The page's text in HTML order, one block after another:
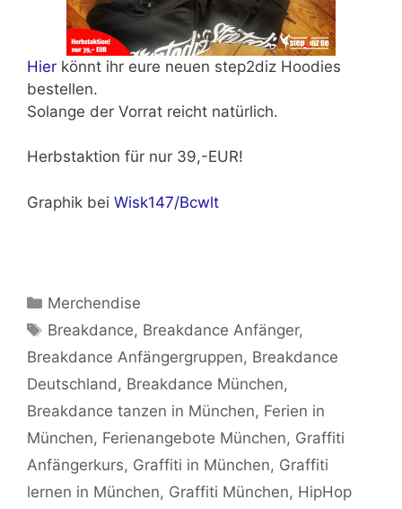
Hier könnt ihr eure neuen step2diz Hoodies
bestellen.
Solange der Vorrat reicht natürlich.
Herbstaktion für nur 39,-EUR!
Graphik bei Wisk147/Bcwlt
Kategorien
Merchendise
Schlagwörter
Breakdance, Breakdance Anfänger,
Breakdance Anfängergruppen, Breakdance
Deutschland, Breakdance München,
Breakdance tanzen in München, Ferien in
München, Ferienangebote München, Graffiti
Anfängerkurs, Graffiti in München, Graffiti
lernen in München, Graffiti München, HipHop